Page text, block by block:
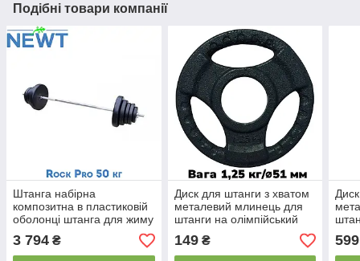
Подібні товари компанії
Штанга набірна
композитна в пластиковій
оболонці штанга для жиму
Newt Rock Pro 50 кг гриф
180 см ⌀28 мм
3 794 ₴
Диск для штанги з хватом
металевий млинець для
штанги на олімпійський
діаметр 51 мм
149₴
51
599